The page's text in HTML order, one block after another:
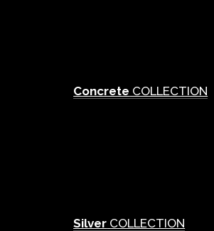
Concrete COLLECTION
Silver COLLECTION